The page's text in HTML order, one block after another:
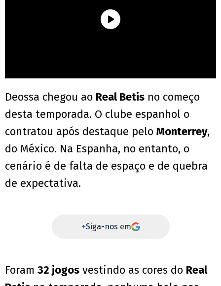
Deossa chegou ao Real Betis no começo
desta temporada. O clube espanhol o
contratou após destaque pelo Monterrey,
do México. Na Espanha, no entanto, o
cenário é de falta de espaço e de quebra
de expectativa.
+Siga-nos em
Foram 32 jogos vestindo as cores do Real